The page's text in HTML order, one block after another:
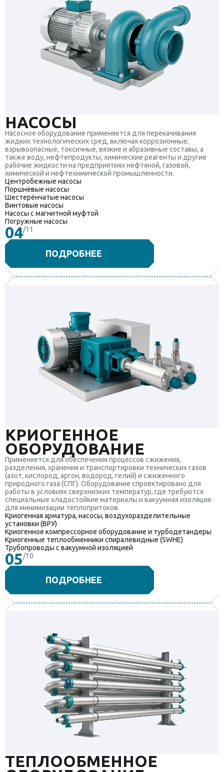
НАСОСЫ
Насосное оборудование применяется для перекачивания
жидких технологических сред, включая коррозионные,
взрывоопасные, токсичные, вязкие и абразивные составы, а
также воду, нефтепродукты, химические реагенты и другие
рабочие жидкости на предприятиях нефтяной, газовой,
химической и нефтехимической промышленности.
Центробежные насосы
Поршневые насосы
Шестерёнчатые насосы
Винтовые насосы
Насосы с магнитной муфтой
Погружные насосы
04/11
ПОДРОБНЕЕ
КРИОГЕННОЕ
ОБОРУДОВАНИЕ
Применяется для обеспечения процессов сжижения,
разделения, хранения и транспортировки технических газов
(азот, кислород, аргон, водород, гелий) и сжиженного
природного газа (СПГ). Оборудование спроектировано для
работы в условиях сверхнизких температур, где требуются
специальные хладостойкие материалы и вакуумная изоляция
для минимизации теплопритоков.
Криогенная арматура, насосы, воздухоразделительные
установки (ВРУ)
Криогенное компрессорное оборудование и турбодетандеры
Криогенные теплообменники спиралевидные (SWHE)
Трубопроводы с вакуумной изоляцией
05/10
ПОДРОБНЕЕ
ТЕПЛООБМЕННОЕ